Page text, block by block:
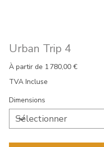
Urban Trip 4
À partir de Prix
1 780,00 €
TVA Incluse
Dimensions